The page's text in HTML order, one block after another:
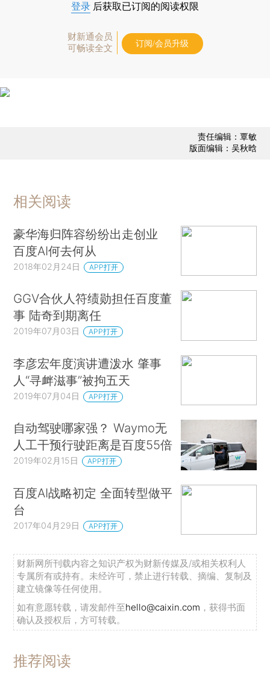
登录 后获取已订阅的阅读权限
财新通会员
可畅读全文
订阅/会员升级
责任编辑：覃敏
版面编辑：吴秋晗
相关阅读
豪华海归阵容纷纷出走创业
百度AI何去何从
2018年02月24日 APP打开
GGV合伙人符绩勋担任百度董
事 陆奇到期离任
2019年07月03日 APP打开
李彦宏年度演讲遭泼水 肇事
人“寻衅滋事”被拘五天
2019年07月04日 APP打开
自动驾驶哪家强？ Waymo无
人工干预行驶距离是百度55倍
2019年02月15日 APP打开
百度AI战略初定 全面转型做平
台
2017年04月29日 APP打开
财新网所刊载内容之知识产权为财新传媒及/或相关权利人
专属所有或持有。未经许可，禁止进行转载、摘编、复制及
建立镜像等任何使用。
如有意愿转载，请发邮件至hello@caixin.com ，获得书面
确认及授权后，方可转载。
推荐阅读